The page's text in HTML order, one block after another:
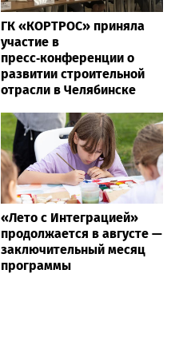
ГК «КОРТРОС» приняла
участие в
пресс‑конференции о
развитии строительной
отрасли в Челябинске
«Лето с Интеграцией»
продолжается в августе —
заключительный месяц
программы